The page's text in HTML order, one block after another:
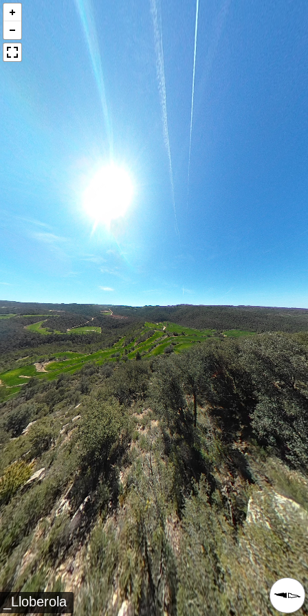
_Lloberola